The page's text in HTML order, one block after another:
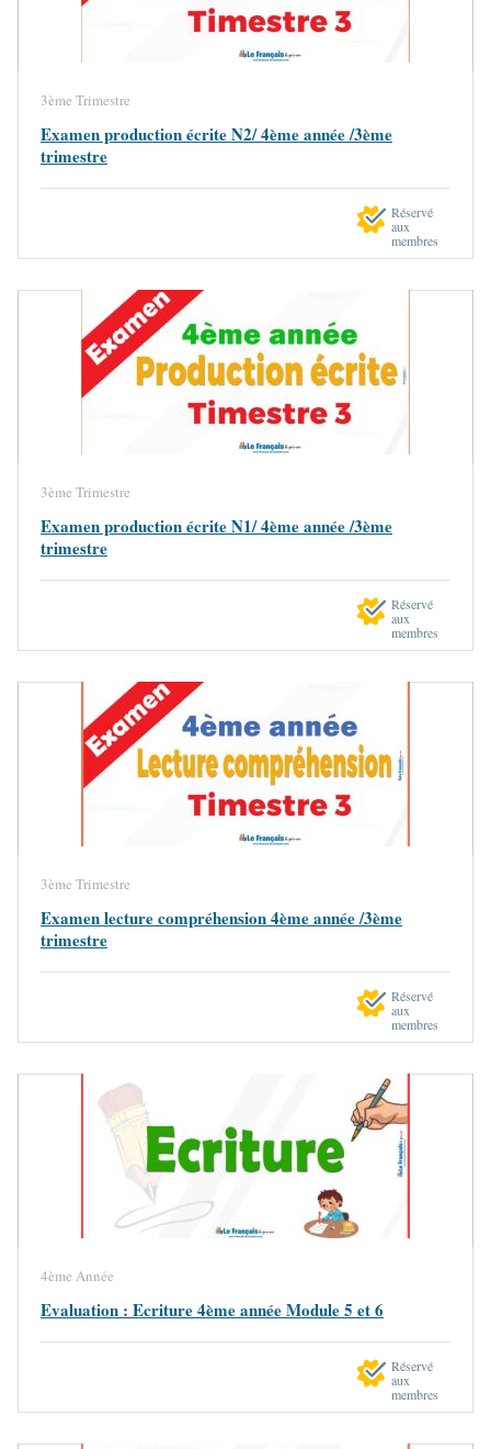
3ème Trimestre
Examen production écrite N2/ 4ème année /3ème
trimestre
Réservé
aux
membres
3ème Trimestre
Examen production écrite N1/ 4ème année /3ème
trimestre
Réservé
aux
membres
3ème Trimestre
Examen lecture compréhension 4ème année /3ème
trimestre
Réservé
aux
membres
4ème Année
Evaluation : Ecriture 4ème année Module 5 et 6
Réservé
aux
membres